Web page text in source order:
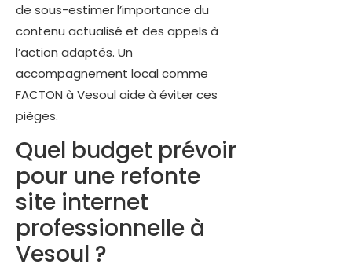
de sous-estimer l’importance du
contenu actualisé et des appels à
l’action adaptés. Un
accompagnement local comme
FACTON à Vesoul aide à éviter ces
pièges.
Quel budget prévoir
pour une refonte
site internet
professionnelle à
Vesoul ?